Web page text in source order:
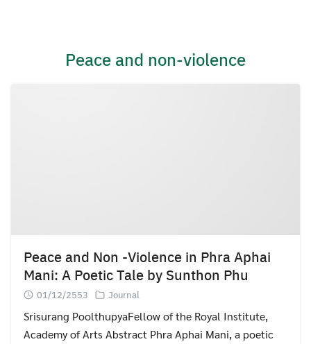
Peace and non-violence
Peace and Non -Violence in Phra Aphai
Mani: A Poetic Tale by Sunthon Phu
01/12/2553 Journal
Srisurang PoolthupyaFellow of the Royal Institute,
Academy of Arts Abstract Phra Aphai Mani, a poetic